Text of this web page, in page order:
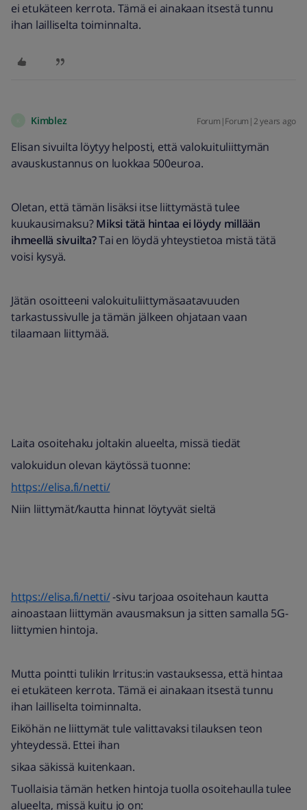
ei etukäteen kerrota. Tämä ei ainakaan itsestä tunnu
ihan lailliselta toiminnalta.
Kimblez Forum|Forum|2 years ago
Elisan sivuilta löytyy helposti, että valokuituliittymän
avauskustannus on luokkaa 500euroa.
Oletan, että tämän lisäksi itse liittymästä tulee
kuukausimaksu?Miksi tätä hintaa ei löydy millään
ihmeellä sivuilta?Tai en löydä yhteystietoa mistä tätä
voisi kysyä.
Jätän osoitteeni valokuituliittymäsaatavuuden
tarkastussivulle ja tämän jälkeen ohjataan vaan
tilaamaan liittymää.
Laita osoitehaku joltakin alueelta, missä tiedät
valokuidun olevan käytössä tuonne:
https://elisa.fi/netti/
Niin liittymät/kautta hinnat löytyvät sieltä
https://elisa.fi/netti/-sivu tarjoaa osoitehaun kautta
ainoastaan liittymän avausmaksun ja sitten samalla 5G-
liittymien hintoja.
Mutta pointti tulikin Irritus:in vastauksessa, että hintaa
ei etukäteen kerrota. Tämä ei ainakaan itsestä tunnu
ihan lailliselta toiminnalta.
Eiköhän ne liittymät tule valittavaksi tilauksen teon
yhteydessä. Ettei ihan
sikaa säkissä kuitenkaan.
Tuollaisia tämän hetken hintoja tuolla osoitehaulla tulee
alueelta, missä kuitu jo on: